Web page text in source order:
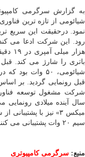
به گزارش سرگرمی
نمود. درحقیقت این سریع
باتری را شارژ می کند.
قبل رونمایی گردید. بر
سیم ۲۰ وات پشتیبانی می کنند.
منبع: سرگرمی كامپیوتری